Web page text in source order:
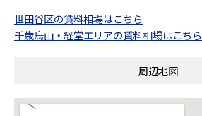
世田谷区の賃料相場はこちら
千歳烏山・経堂エリアの賃料相場はこちら
周辺地図